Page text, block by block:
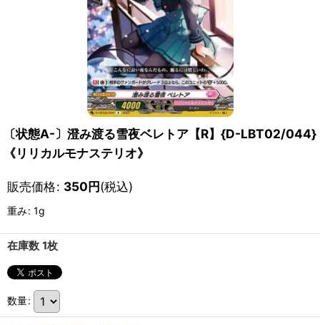
〔状態A-〕澄み渡る雪夜ベレトア【R】{D-LBT02/044}
《リリカルモナステリオ》
販売価格: 350円(税込)
重み: 1g
在庫数 1枚
数量: